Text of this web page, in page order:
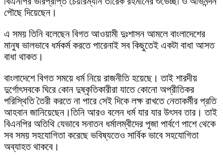
পৌছে দিয়েছেন।
এ সময় তিনি বলেছেন বিগত আওয়ামী দুঃশাসন আমলে বাংলাদেশের
মানুষ ভালভাবে ধর্মকর্ম করতে পারেনাই সব কিছুতেই একটা বাধা আসত
বাধা থাকত।
বাংলাদেশে বিগত সময়ে ধর্ম নিয়ে রাজনীতি হয়েছে। তাই শারদীয়
দুর্গোৎসবকে ঘিরে কোন দুষ্কৃতিকারীরা যাতে কোনো অপ্রীতিকর
পরিস্থিতি তৈরী করতে না পারে সেই দিকে লক্ষ রাখতে নেতাকর্মীর প্রতি
আহবান জানিয়েছেন।তিনি আরও বলেন ধর্ম যার যার উৎসব তার। তাই
বিএনপির অতিথি যেভাবে সনাতন ধর্মালম্বীদের পূজা পার্বণে পাশে থেকে
সব সময় সহযোগিতা করেছে ভবিষ্যতেও সার্বিক ভাবে সহযোগিতা
অব্যাহত থাকবে।